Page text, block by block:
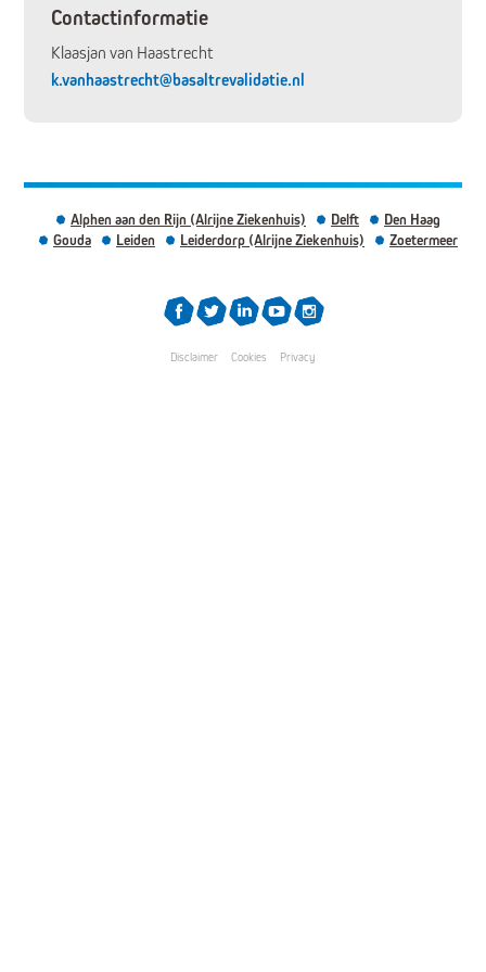
Contactinformatie
Klaasjan van Haastrecht
k.vanhaastrecht@basaltrevalidatie.nl
Alphen aan den Rijn (Alrijne Ziekenhuis) Delft
Den Haag
Gouda
Leiden Leiderdorp (Alrijne Ziekenhuis) Zoetermeer
Disclaimer Cookies Privacy